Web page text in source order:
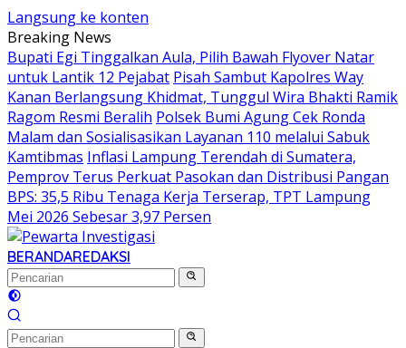
Langsung ke konten
Breaking News
Bupati Egi Tinggalkan Aula, Pilih Bawah Flyover Natar
untuk Lantik 12 Pejabat Pisah Sambut Kapolres Way
Kanan Berlangsung Khidmat, Tunggul Wira Bhakti Ramik
Ragom Resmi Beralih Polsek Bumi Agung Cek Ronda
Malam dan Sosialisasikan Layanan 110 melalui Sabuk
Kamtibmas Inflasi Lampung Terendah di Sumatera,
Pemprov Terus Perkuat Pasokan dan Distribusi Pangan
BPS: 35,5 Ribu Tenaga Kerja Terserap, TPT Lampung
Mei 2026 Sebesar 3,97 Persen
BERANDAREDAKSI